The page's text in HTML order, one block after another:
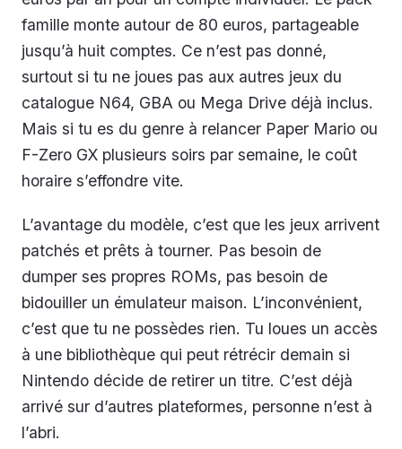
famille monte autour de 80 euros, partageable
jusqu’à huit comptes. Ce n’est pas donné,
surtout si tu ne joues pas aux autres jeux du
catalogue N64, GBA ou Mega Drive déjà inclus.
Mais si tu es du genre à relancer Paper Mario ou
F-Zero GX plusieurs soirs par semaine, le coût
horaire s’effondre vite.
L’avantage du modèle, c’est que les jeux arrivent
patchés et prêts à tourner. Pas besoin de
dumper ses propres ROMs, pas besoin de
bidouiller un émulateur maison. L’inconvénient,
c’est que tu ne possèdes rien. Tu loues un accès
à une bibliothèque qui peut rétrécir demain si
Nintendo décide de retirer un titre. C’est déjà
arrivé sur d’autres plateformes, personne n’est à
l’abri.